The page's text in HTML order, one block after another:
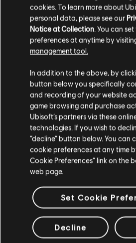
Portoghese brasiliano:https://
Italiano:https://www.twitch.tv/
Russo:https://www.twitch.tv/
Coreano:https://www.twitch.tv/
Giapponese:https://www.twitch.tv/
Taiwanese:https://twitch.tv/
Cantonese:https://twitch.tv/
Thailandese:https://twitch.tv/
TL; DR/FAQ
Quando: Il 17 e 18 novembre a
Dove: Jeunesse Arena di Rio de
Concorrenti:Evil Geniuses Rogue
cookies. To learn more about
personal data, please see our
Notice at Collection . You can
preferences at anytime by
management tool.
In addition to the above, by
button below you specifically
and recording of your website
game browsing and purchase
Ubisoft’s partners via these
technologies. If you wish to
“decline” button below. You can
cookie preferences at any time
Cookie Preferences” link on the
web page.
Set Cookie
Decline